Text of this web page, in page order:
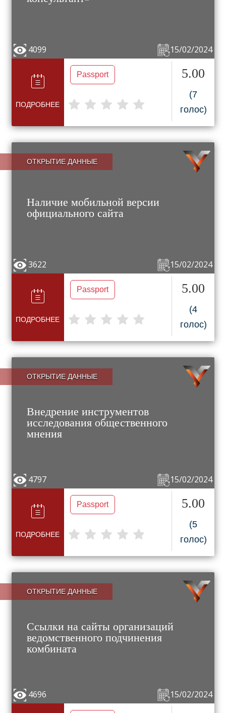
15/02/2024
4099
ПОДРОБНЕЕ
Passport 5.00
(7
голос)
ОТКРЫТИЕ ДАННЫЕ
Наличие мобильной версии
официального сайта
15/02/2024
3622
ПОДРОБНЕЕ
Passport 5.00
(4
голос)
ОТКРЫТИЕ ДАННЫЕ
Внедрение инструментов
исследования общественного
мнения
15/02/2024
4797
ПОДРОБНЕЕ
Passport 5.00
(5
голос)
ОТКРЫТИЕ ДАННЫЕ
Ссылки на сайты организаций
ведомственного подчинения
комбината
15/02/2024
4696